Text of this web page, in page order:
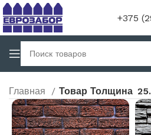
+375
Главная Товар Толщина